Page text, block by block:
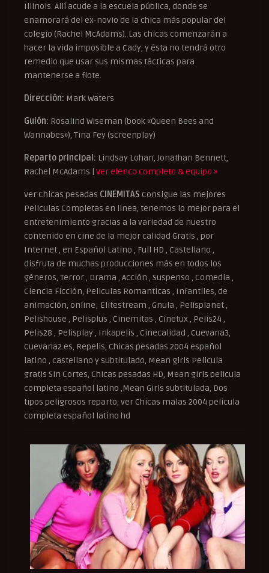
Illinois. Allí acude a la escuela pública, donde se
enamorará del ex-novio de la chica más popular del
colegio (Rachel McAdams). Las chicas comenzarán a
hacer la vida imposible a Cady, y ésta no tendrá otro
remedio que usar sus mismas tácticas para
mantenerse a flote.
Dirección: Mark Waters
Guión: Rosalind Wiseman (book «Queen Bees and
Wannabes»), Tina Fey (screenplay)
Reparto principal: Lindsay Lohan, Jonathan Bennett,
Rachel McAdams | Ver elenco completo & equipo »
Ver Chicas pesadas CINEMITAS Consigue las mejores
Peliculas Completas en linea, tenemos lo mejor para el
entretenimiento gracias a la variedad de nuestro
contenido en cine de la mejor calidad Gratis , por
Internet , en Español Latino , Full HD , Castellano ,
disfruta de muchas producciones más en todos los
géneros, Terror , Drama , Acción , Suspenso , Comedia ,
Ciencia Ficción, Peliculas Romanticas , Infantiles, de
animación, online; Elitestream , Gnula , Pelisplanet ,
Pelishouse , Pelisplus , Cinemitas , Cinetux , Pelis24 ,
Pelis28 , Pelisplay , Inkapelis , Cinecalidad , Cuevana3,
Cuevana2.es, Repelis, Chicas pesadas 2004 español
latino , castellano y subtitulado, Mean girls Pelicula
gratis Sin Cortes, Chicas pesadas HD, Mean girls pelicula
completa español latino ,Mean Girls subtitulada, Dos
tipos peligrosos reparto, ver Chicas malas 2004 pelicula
completa español latino hd